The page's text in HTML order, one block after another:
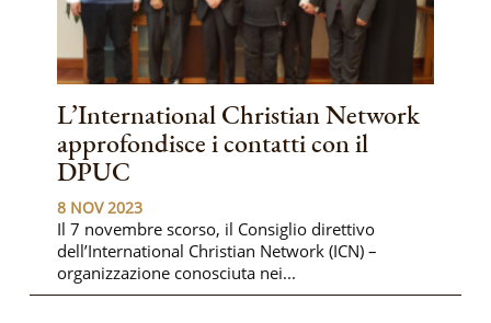
L’International Christian Network
approfondisce i contatti con il
DPUC
8 NOV 2023
Il 7 novembre scorso, il Consiglio direttivo
dell’International Christian Network (ICN) –
organizzazione conosciuta nei...